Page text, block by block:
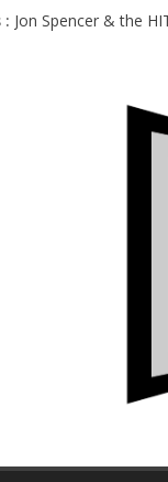
: Jon Spencer & the
Charlie Puth à